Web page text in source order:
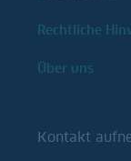
Rechtliche
Über uns
Kontakt